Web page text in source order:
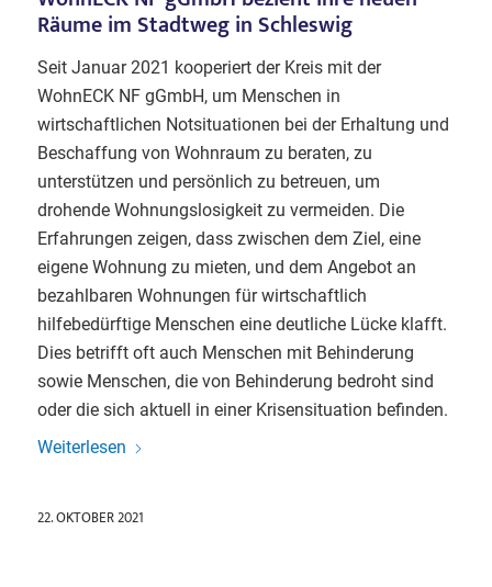
Räume im Stadtweg in Schleswig
Seit Januar 2021 kooperiert der Kreis mit der
WohnECK NF gGmbH, um Menschen in
wirtschaftlichen Notsituationen bei der Erhaltung und
Beschaffung von Wohnraum zu beraten, zu
unterstützen und persönlich zu betreuen, um
drohende Wohnungslosigkeit zu vermeiden. Die
Erfahrungen zeigen, dass zwischen dem Ziel, eine
eigene Wohnung zu mieten, und dem Angebot an
bezahlbaren Wohnungen für wirtschaftlich
hilfebedürftige Menschen eine deutliche Lücke klafft.
Dies betrifft oft auch Menschen mit Behinderung
sowie Menschen, die von Behinderung bedroht sind
oder die sich aktuell in einer Krisensituation befinden.
Weiterlesen
22. OKTOBER 2021